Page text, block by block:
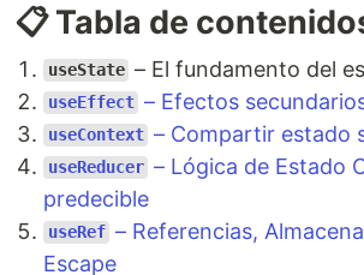
📋 Tabla de
useState – El fundamento del
useEffect – Efectos
useContext – Compartir estado
useReducer – Lógica de Estado
predecible
useRef – Referencias,
Escape